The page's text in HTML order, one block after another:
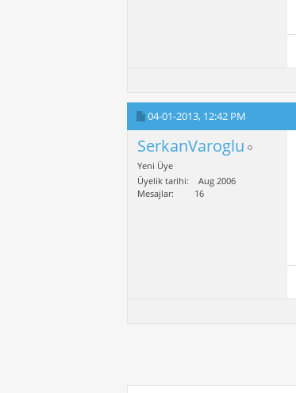
04-01-2013, 12:42 PM
SerkanVaroglu
Yeni Üye
Üyelik tarihi
Aug 2006
Mesajlar
16